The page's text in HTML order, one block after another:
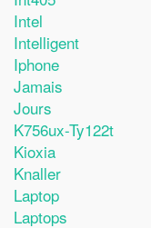
Intel
Intelligent
Iphone
Jamais
Jours
K756ux-Ty122t
Kioxia
Knaller
Laptop
Laptops